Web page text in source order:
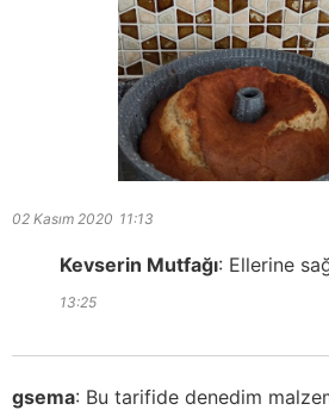
02 Kasım 2020 11:13
Kevserin Mutfağı: Ellerine
13:25
gsema: Bu tarifide denedim